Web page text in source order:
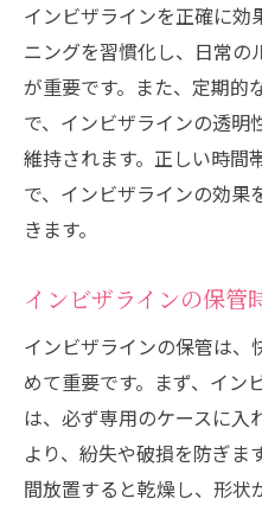
インビザラインを正確に効
ニングを習慣化し、日常の
が重要です。また、定期的
で、インビザラインの透明
維持されます。正しい時間
で、インビザラインの効果
きます。
インビザラインの保管
インビザラインの保管は、
めて重要です。まず、イン
は、必ず専用のケースに入
より、紛失や破損を防ぎま
間放置すると乾燥し、形状